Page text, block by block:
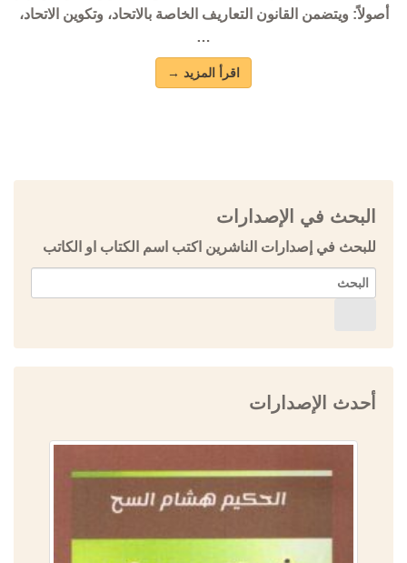
أصولاً: ويتضمن القانون التعاريف الخاصة بالاتحاد، وتكوين الاتحاد،
…
اقرأ المزيد →
البحث في الإصدارات
للبحث في إصدارات الناشرين اكتب اسم الكتاب او الكاتب
أحدث الإصدارات